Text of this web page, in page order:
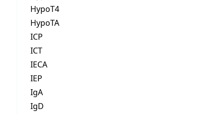
HypoT4
HypoTA
ICP
ICT
IECA
IEP
IgA
IgD